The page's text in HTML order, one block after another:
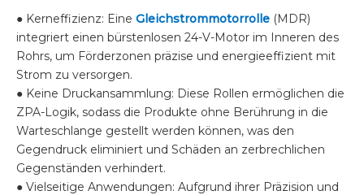
● Kerneffizienz: Eine Gleichstrommotorrolle (MDR)
integriert einen bürstenlosen 24-V-Motor im Inneren des
Rohrs, um Förderzonen präzise und energieeffizient mit
Strom zu versorgen.
● Keine Druckansammlung: Diese Rollen ermöglichen die
ZPA-Logik, sodass die Produkte ohne Berührung in die
Warteschlange gestellt werden können, was den
Gegendruck eliminiert und Schäden an zerbrechlichen
Gegenständen verhindert.
● Vielseitige Anwendungen: Aufgrund ihrer Präzision und